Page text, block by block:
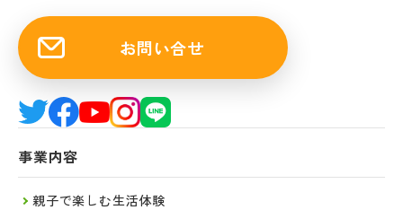
お問い合せ
事業内容
親子で楽しむ生活体験